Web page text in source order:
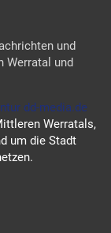
und
Werratal und
dd-media.de
Werratals,
um die Stadt